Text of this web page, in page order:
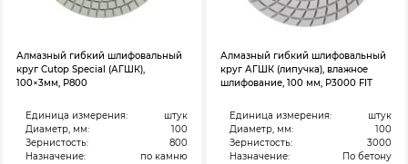
Алмазный гибкий шлифовальный
круг Cutop Special (АГШК),
100×3мм, Р800
Единица измерения:
штук
Диаметр, мм:
100
Зернистость:
800
Назначение:
по камню
Алмазный гибкий шлифовальный
круг АГШК (липучка), влажное
шлифование, 100 мм, Р3000 FIT
Единица измерения:
штук
Диаметр, мм:
100
Зернистость:
3000
Назначение:
По бетону